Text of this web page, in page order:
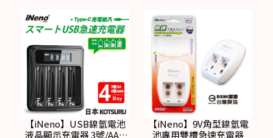
【iNeno】USB鎳氫電池
液晶顯示充電器 3號/AA 4
【iNeno】9V角型鎳氫電
池專用雙槽急速充電器